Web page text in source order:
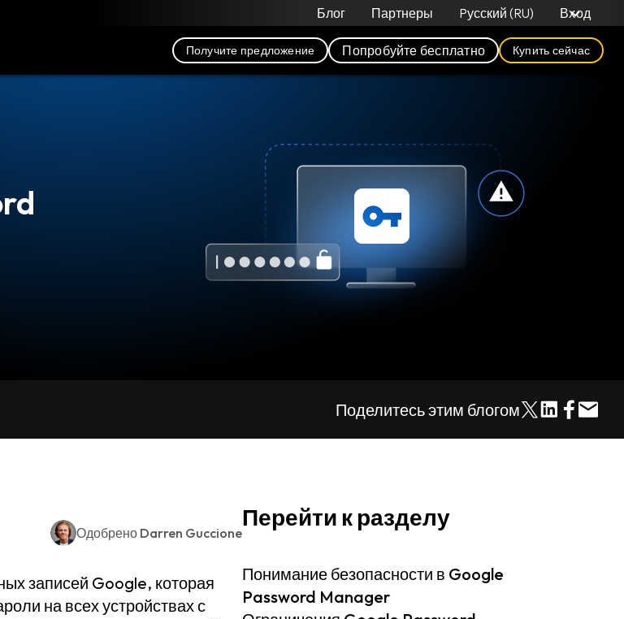
Блог Партнеры Pусский (RU) Вход
Получите предложение Попробуйте бесплатно Купить сейчас
Поделитесь этим блогом
Одобрено Darren Guccione
записей Google, которая
на всех устройствах с
Перейти к разделу
Понимание безопасности в Google
Password Manager